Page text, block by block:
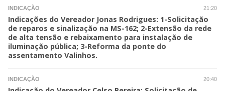
21:20
INDICAÇÃO
Indicações do Vereador Jonas Rodrigues: 1-Solicitação
de reparos e sinalização na MS-162; 2-Extensão da rede
de alta tensão e rebaixamento para instalação de
iluminação pública; 3-Reforma da ponte do
assentamento Valinhos.
20:40
INDICAÇÃO